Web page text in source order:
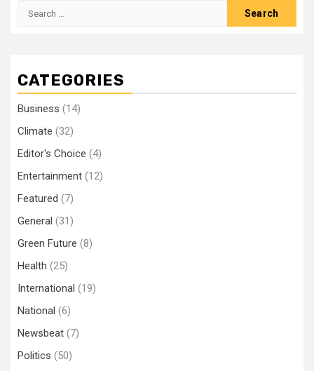
Search
CATEGORIES
Business (14)
Climate (32)
Editor's Choice (4)
Entertainment (12)
Featured (7)
General (31)
Green Future (8)
Health (25)
International (19)
National (6)
Newsbeat (7)
Politics (50)